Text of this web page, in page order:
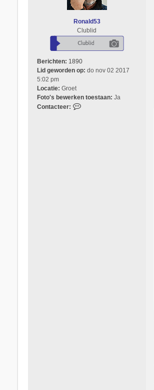
Ronald53
Clublid
Berichten: 1890
Lid geworden op: do nov 02 2017
5:02 pm
Locatie: Groet
Foto's bewerken toestaan: Ja
Contacteer: